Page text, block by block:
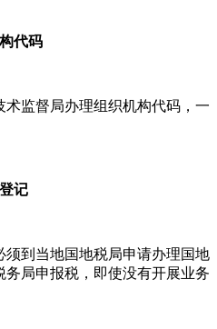
代码
监督局办理组织机构代码，一
记
须到当地国地税局申请办理国地
局申报税，即使没有开展业务